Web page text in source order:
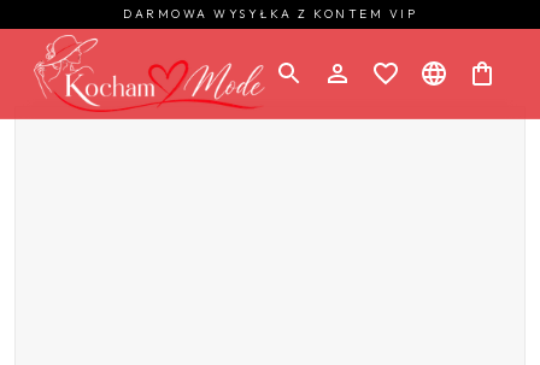
DARMOWA WYSYŁKA Z KONTEM VIP